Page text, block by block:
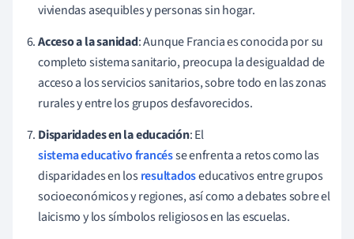
viviendas asequibles y personas sin hogar.
Acceso a la sanidad: Aunque Francia es conocida por su
completo sistema sanitario, preocupa la desigualdad de
acceso a los servicios sanitarios, sobre todo en las zonas
rurales y entre los grupos desfavorecidos.
Disparidades en la educación: El
sistema educativo francésse enfrenta a retos como las
disparidades en losresultadoseducativos entre grupos
socioeconómicos y regiones, así como a debates sobre el
laicismo y los símbolos religiosos en las escuelas.